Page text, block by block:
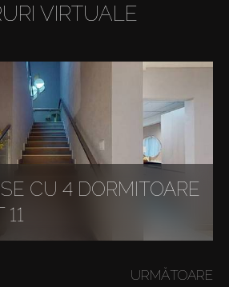
VIRTUALE
CU 4 DORMITOARE
URMĂTOARE